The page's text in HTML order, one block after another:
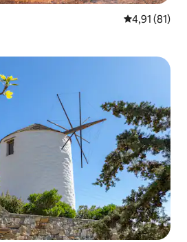
4,91 av 5 i
4,91 (81)